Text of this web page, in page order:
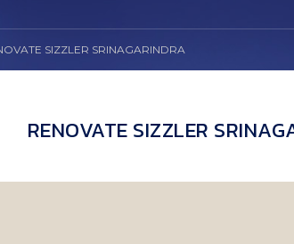
SIZZLER SRINAGARINDRA
RENOVATE SIZZLER